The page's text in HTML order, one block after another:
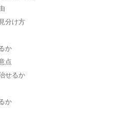
分け方
か
点
せるか
か